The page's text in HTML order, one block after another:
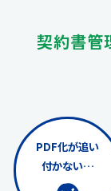
契約書管
PDF化が追い
付かない…